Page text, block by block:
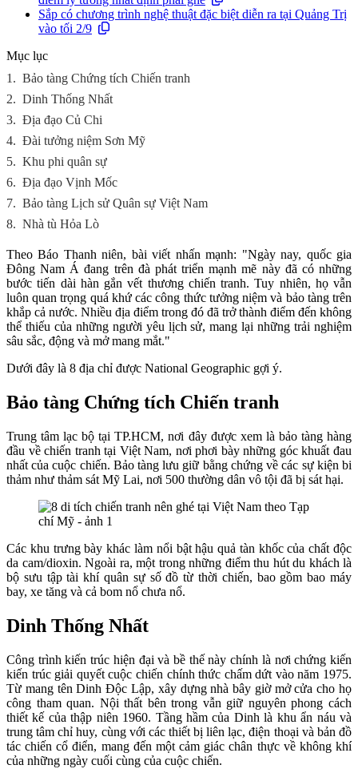
Sắp có chương trình nghệ thuật đặc biệt diễn ra tại Quảng Trị
vào tối 2/9
Mục lục
1. Bảo tàng Chứng tích Chiến tranh
2. Dinh Thống Nhất
3. Địa đạo Củ Chi
4. Đài tưởng niệm Sơn Mỹ
5. Khu phi quân sự
6. Địa đạo Vịnh Mốc
7. Bảo tàng Lịch sử Quân sự Việt Nam
8. Nhà tù Hỏa Lò
Theo Báo Thanh niên, bài viết nhấn mạnh: "Ngày nay, quốc gia
Đông Nam Á đang trên đà phát triển mạnh mẽ này đã có những
bước tiến dài hàn gắn vết thương chiến tranh. Tuy nhiên, họ vẫn
luôn quan trọng quá khứ các công thức tưởng niệm và bảo tàng trên
khắp cả nước. Nhiều địa điểm trong đó đã trở thành điểm đến không
thể thiếu của những người yêu lịch sử, mang lại những trải nghiệm
sâu sắc, động và mở mang mắt."
Dưới đây là 8 địa chỉ được National Geographic gợi ý.
Bảo tàng Chứng tích Chiến tranh
Trung tâm lạc bộ tại TP.HCM, nơi đây được xem là bảo tàng hàng
đầu về chiến tranh tại Việt Nam, nơi phơi bày những góc khuất đau
nhất của cuộc chiến. Bảo tàng lưu giữ bằng chứng về các sự kiện bi
thảm như thảm sát Mỹ Lai, nơi 500 thường dân vô tội đã bị sát hại.
Các khu trưng bày khác làm nổi bật hậu quả tàn khốc của chất độc
da cam/dioxin. Ngoài ra, một trong những điểm thu hút du khách là
bộ sưu tập tài khí quân sự số đồ từ thời chiến, bao gồm bao máy
bay, xe tăng và cả bom nổ chưa nổ.
Dinh Thống Nhất
Công trình kiến trúc hiện đại và bề thế này chính là nơi chứng kiến
kiến trúc giải quyết cuộc chiến chính thức chấm dứt vào năm 1975.
Từ mang tên Dinh Độc Lập, xây dựng nhà bây giờ mở cửa cho họ
công tham quan. Nội thất bên trong vẫn giữ nguyên phong cách
thiết kế của thập niên 1960. Tầng hầm của Dinh là khu ẩn náu và
trung tâm chỉ huy, cùng với các thiết bị liên lạc, điện thoại và bản đồ
tác chiến cổ điển, mang đến một cảm giác chân thực về không khí
của những ngày cuối cùng của cuộc chiến.